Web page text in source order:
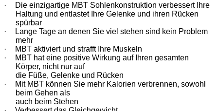
·
Die einzigartige MBT Sohlenkonstruktion verbessert Ihre
Haltung und entlastet Ihre Gelenke und ihren Rücken
spürbar
·
Lange Tage an denen Sie viel stehen sind kein Problem
mehr
·
MBT aktiviert und strafft Ihre Muskeln
·
MBT hat eine positive Wirkung auf Ihren gesamten
Körper, nicht nur auf
die Füße, Gelenke und Rücken
·
Mit MBT können Sie mehr Kalorien verbrennen, sowohl
beim Gehen als
auch beim Stehen